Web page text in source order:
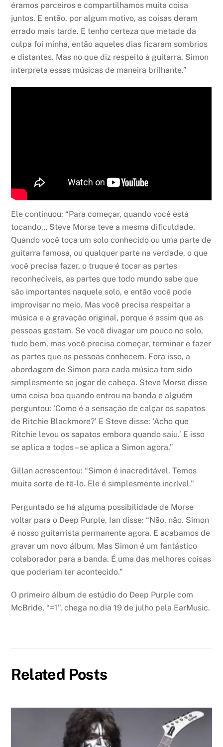
éramos parceiros e compartilhamos muita coisa
juntos. E então, por algum motivo, as coisas deram
errado mais tarde. E tenho certeza que metade da
culpa foi minha, então aqueles dias ficaram sombrios
e distantes. Mas no que diz respeito à guitarra, Simon
interpreta essas músicas de maneira brilhante.”
Ele continuou: “Para começar, quando você está
tocando… Steve Morse teve a mesma dificuldade.
Quando você toca um solo conhecido ou uma parte de
guitarra famosa, ou qualquer parte na verdade, o que
você precisa fazer, o truque é tocar as partes
reconhecíveis, as partes que todo mundo sabe que
são importantes naquele solo, e então você pode
improvisar no meio. Mas você precisa respeitar a
música e a gravação original, porque é assim que as
pessoas gostam. Se você divagar um pouco no solo,
tudo bem, mas você precisa começar, terminar e fazer
as partes que as pessoas conhecem. Fora isso, a
abordagem de Simon para cada música tem sido
simplesmente se jogar de cabeça. Steve Morse disse
uma coisa boa quando entrou na banda e alguém
perguntou: ‘Como é a sensação de calçar os sapatos
de Ritchie Blackmore?’ E Steve disse: ‘Acho que
Ritchie levou os sapatos embora quando saiu.’ E isso
se aplica a todos – se aplica a Simon agora.”
Gillan acrescentou: “Simon é inacreditável. Temos
muita sorte de tê-lo. Ele é simplesmente incrível.”
Perguntado se há alguma possibilidade de Morse
voltar para o Deep Purple, Ian disse: “Não, não. Simon
é nosso guitarrista permanente agora. E acabamos de
gravar um novo álbum. Mas Simon é um fantástico
colaborador para a banda. É uma das melhores coisas
que poderiam ter acontecido.”
O primeiro álbum de estúdio do Deep Purple com
McBride, “=1”, chega no dia 19 de julho pela EarMusic.
Related Posts